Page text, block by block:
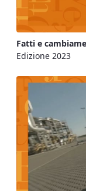
Fatti e
Edizione 2023